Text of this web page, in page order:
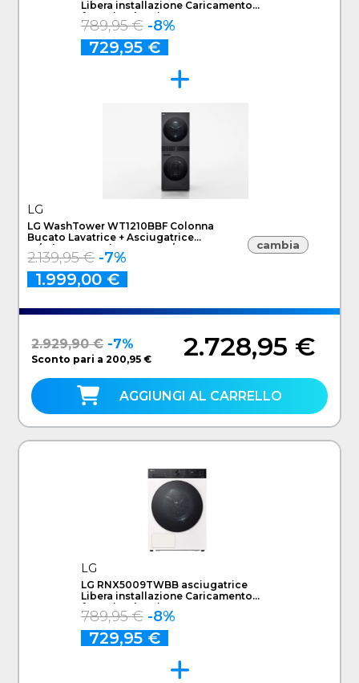
Libera installazione Caricamento
frontale 9 kg Bianco
789,95 € -8%
729,95 €
LG
LG WashTower WT1210BBF Colonna
Bucato Lavatrice + Asciugatrice
12/10kg AI DD, Classe A-10%/A+++,
Pannello unificato
2.139,95 € -7%
1.999,00 €
cambia
2.929,90 € -7%
Sconto pari a 200,95 € 2.728,95 €
AGGIUNGI AL CARRELLO
LG
LG RNX5009TWBB asciugatrice
Libera installazione Caricamento
frontale 9 kg Bianco
789,95 € -8%
729,95 €